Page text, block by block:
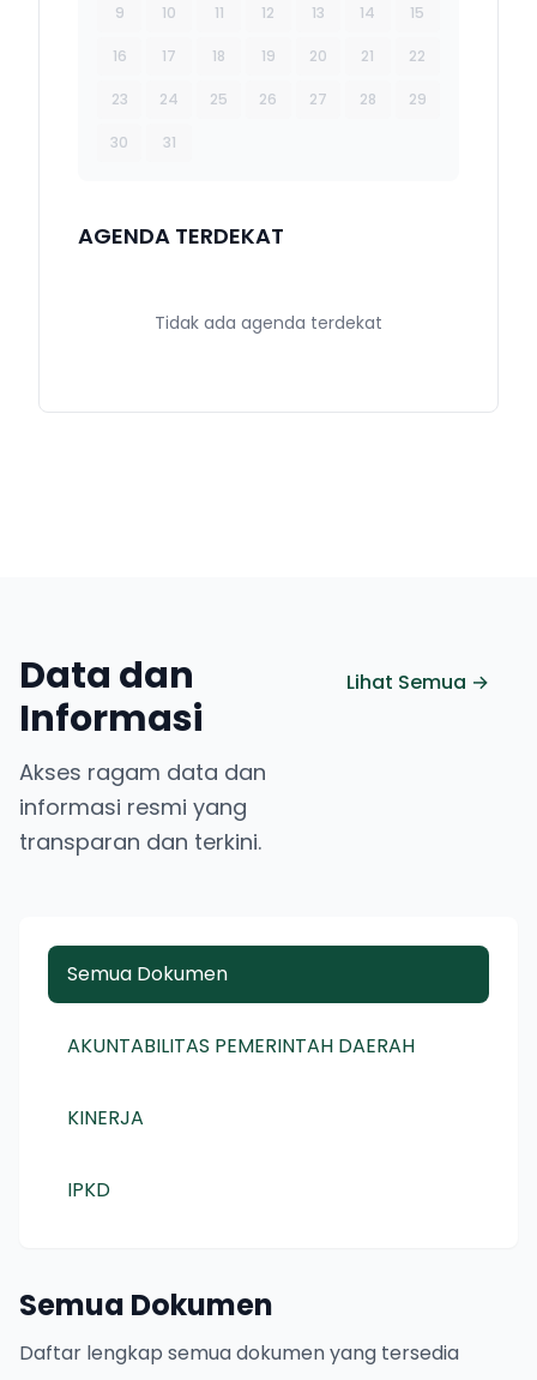
9 10 11 12 13 14 15
16 17 18 19 20 21 22
23 24 25 26 27 28 29
30 31
AGENDA TERDEKAT
Tidak ada agenda terdekat
Data dan
Informasi
Akses ragam data dan
informasi resmi yang
transparan dan terkini.
Lihat Semua →
Semua Dokumen
AKUNTABILITAS PEMERINTAH DAERAH
KINERJA
IPKD
Semua Dokumen
Daftar lengkap semua dokumen yang tersedia